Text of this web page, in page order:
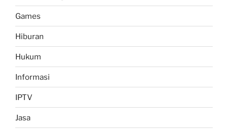
Games
Hiburan
Hukum
Informasi
IPTV
Jasa